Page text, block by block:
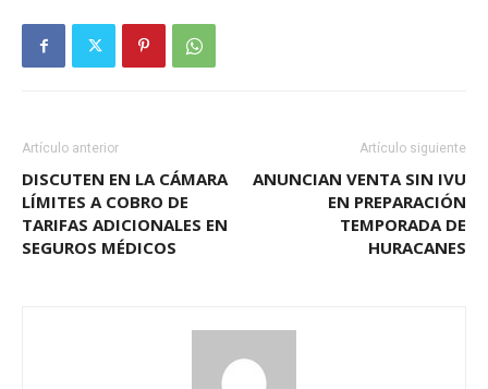
Artículo anterior
DISCUTEN EN LA CÁMARA
LÍMITES A COBRO DE
TARIFAS ADICIONALES EN
SEGUROS MÉDICOS
Artículo siguiente
ANUNCIAN VENTA SIN IVU
EN PREPARACIÓN
TEMPORADA DE
HURACANES